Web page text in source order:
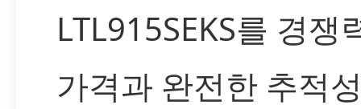
LTL915SEKS를 경쟁
가격과 완전한 추적